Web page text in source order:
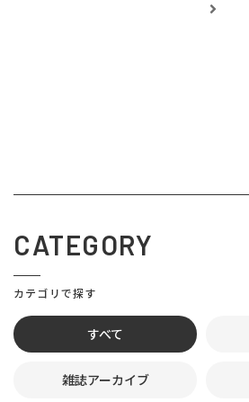
CATEGORY
カテゴリで探す
すべて
雑誌アーカイブ